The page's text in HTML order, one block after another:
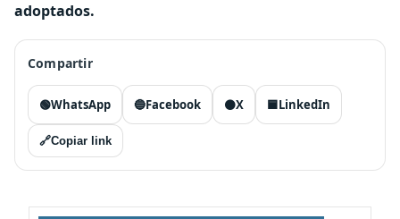
adoptados.
Compartir
🟢WhatsApp 🔵Facebook ⚫X 🟦LinkedIn
🔗Copiar link